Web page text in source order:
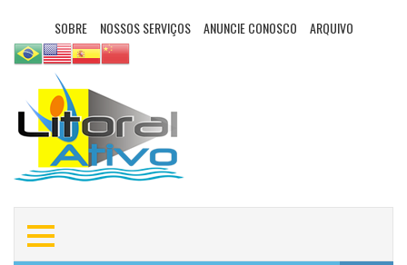
SOBRE NOSSOS SERVIÇOS ANUNCIE CONOSCO ARQUIVO